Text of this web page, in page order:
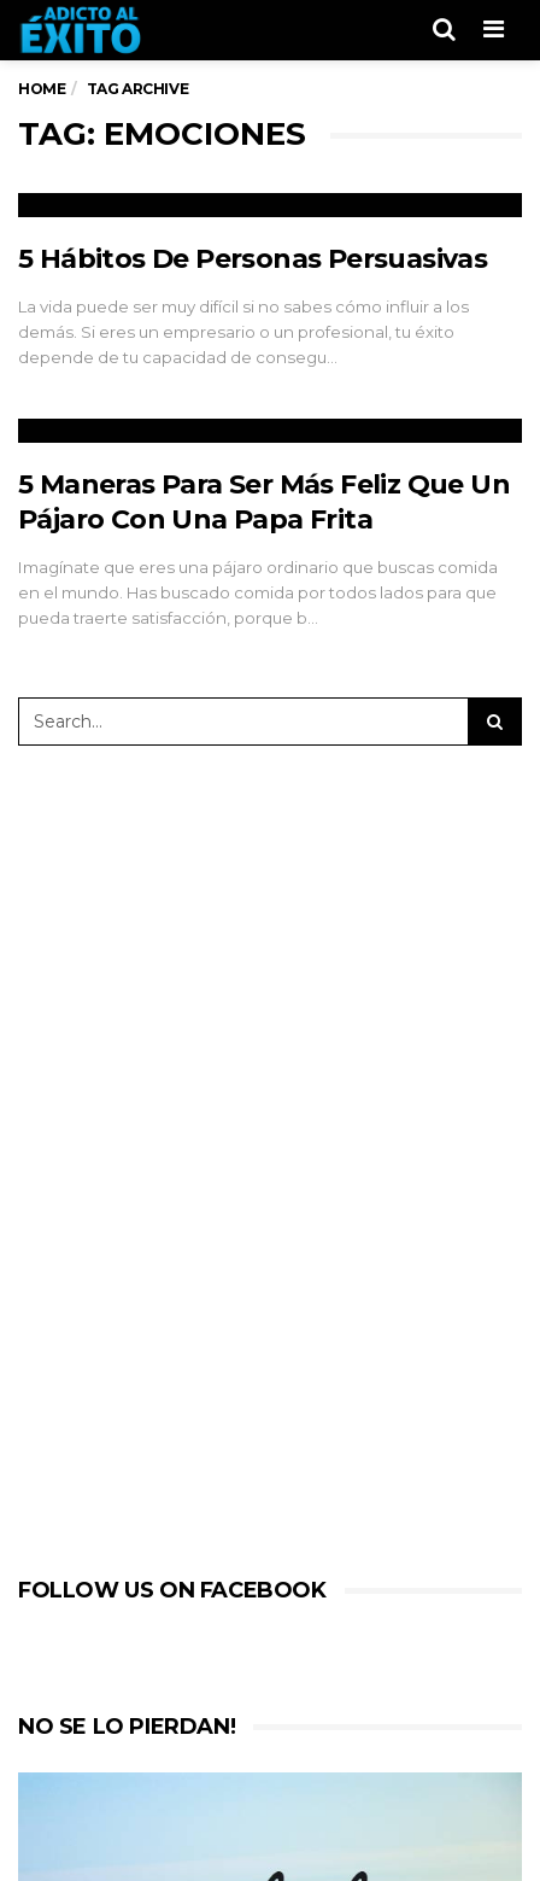
HOME TAG ARCHIVE
TAG: EMOCIONES
5 Hábitos De Personas Persuasivas
La vida puede ser muy difícil si no sabes cómo influir a los
demás. Si eres un empresario o un profesional, tu éxito
depende de tu capacidad de consegu…
5 Maneras Para Ser Más Feliz Que Un
Pájaro Con Una Papa Frita
Imagínate que eres una pájaro ordinario que buscas comida
en el mundo. Has buscado comida por todos lados para que
pueda traerte satisfacción, porque b…
FOLLOW US ON FACEBOOK
NO SE LO PIERDAN!